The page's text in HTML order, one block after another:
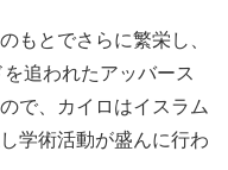
もとでさらに繁栄し、
追われたアッバース
で、カイロはイスラム
学術活動が盛んに行わ